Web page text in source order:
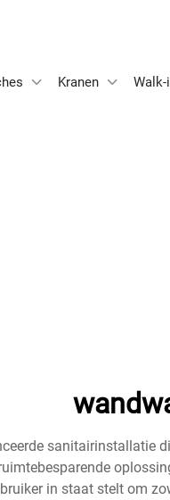
Kranen
in staat stelt om